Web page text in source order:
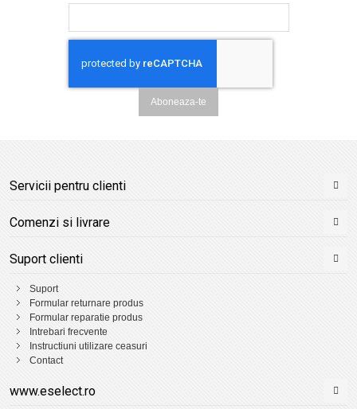
Aboneaza-te
Servicii pentru clienti
Comenzi si livrare
Suport clienti
Suport
Formular returnare produs
Formular reparatie produs
Intrebari frecvente
Instructiuni utilizare ceasuri
Contact
www.eselect.ro